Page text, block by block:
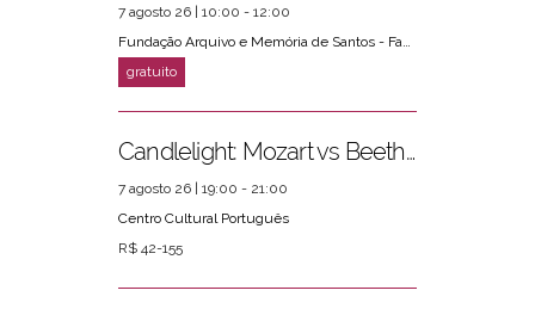
7 agosto 26 | 10:00 - 12:00
Fundação Arquivo e Memória de Santos - Fams
Candlelight: Mozart vs Beethoven
7 agosto 26 | 19:00 - 21:00
Centro Cultural Português
R$ 42-155